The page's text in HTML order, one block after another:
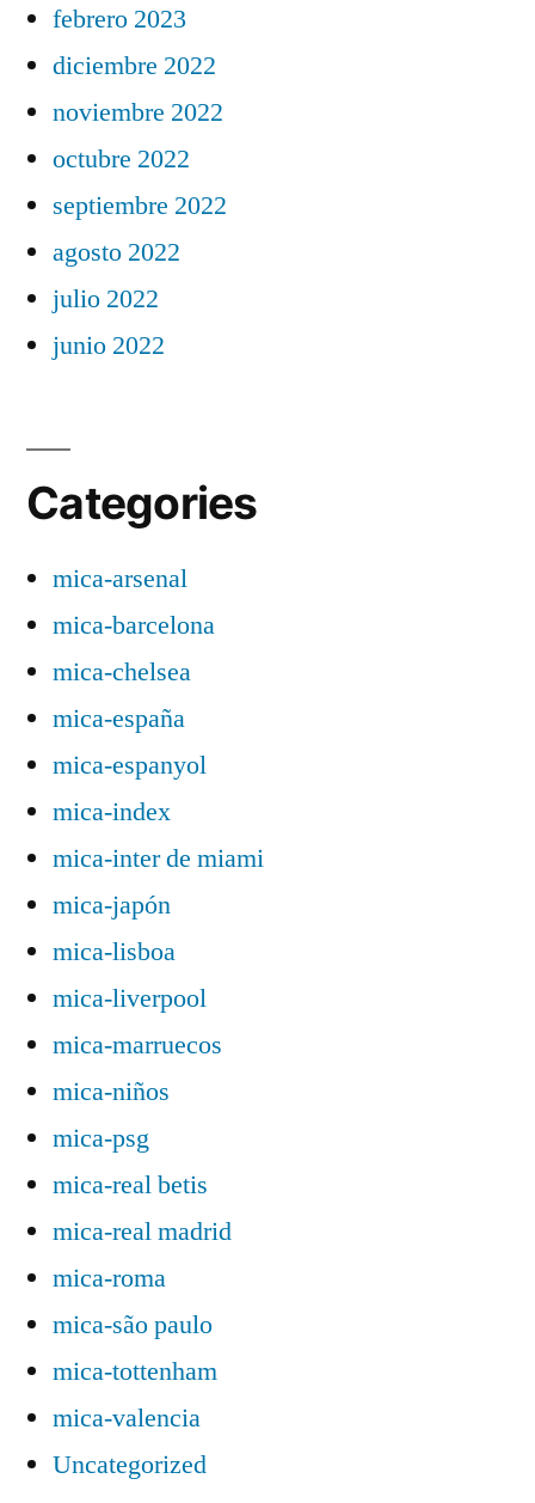
febrero 2023
diciembre 2022
noviembre 2022
octubre 2022
septiembre 2022
agosto 2022
julio 2022
junio 2022
Categories
mica-arsenal
mica-barcelona
mica-chelsea
mica-españa
mica-espanyol
mica-index
mica-inter de miami
mica-japón
mica-lisboa
mica-liverpool
mica-marruecos
mica-niños
mica-psg
mica-real betis
mica-real madrid
mica-roma
mica-são paulo
mica-tottenham
mica-valencia
Uncategorized